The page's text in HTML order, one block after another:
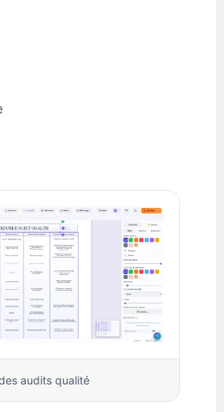
audits qualité
中文
文
العربية
العربية
العربية
du Canada